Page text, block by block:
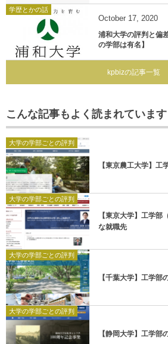
学歴とかの話
October 17, 2020
浦和大学の評判と偏
の学部は有名】
kpbizの記事一覧
こんな記事もよく読まれています
大学の学部ごとの評判
【東京農工大学】工
大学の学部ごとの評判
【東京大学】工学部
な就職先
大学の学部ごとの評判
【千葉大学】工学部
大学の学部ごとの評判
【静岡大学】工学部